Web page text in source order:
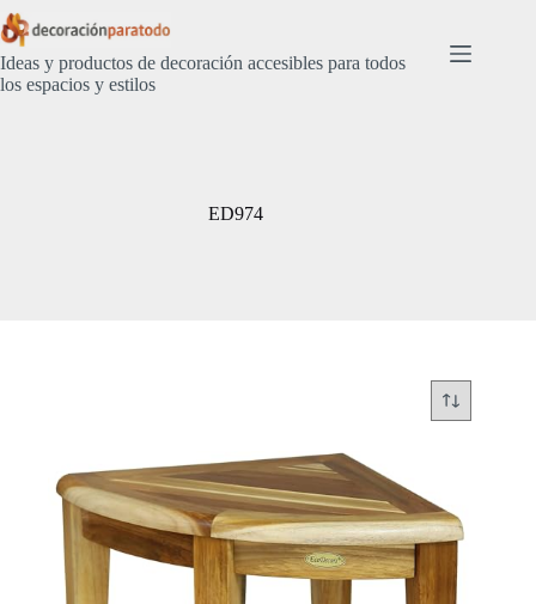
Saltar
al
contenido
Ideas y productos de decoración accesibles para todos
los espacios y estilos
ED974